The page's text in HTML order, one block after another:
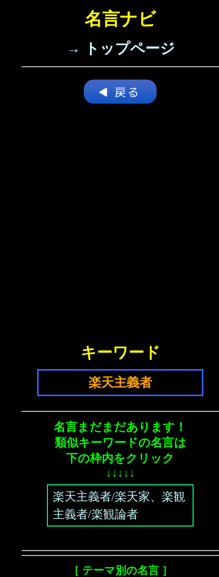
名言ナビ
→ トップページ
キーワード
楽天主義者
名言まだまだあります！
類似キーワードの名言は
下の枠内をクリック
↓↓↓↓↓
楽天主義者/楽天家、楽観
主義者/楽観論者
［ テーマ別の名言 ］